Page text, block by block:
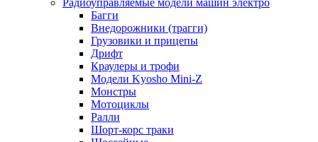
Радиоуправляемые модели машин электро
Багги
Внедорожники (трагги)
Грузовики и прицепы
Дрифт
Краулеры и трофи
Модели Kyosho Mini-Z
Монстры
Мотоциклы
Ралли
Шорт-корс траки